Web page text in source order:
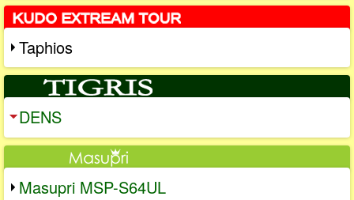
Taphios
DENS
Masupri MSP-S64UL